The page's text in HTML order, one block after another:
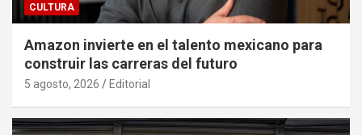
CULTURA
Amazon invierte en el talento mexicano para
construir las carreras del futuro
5 agosto, 2026 Editorial